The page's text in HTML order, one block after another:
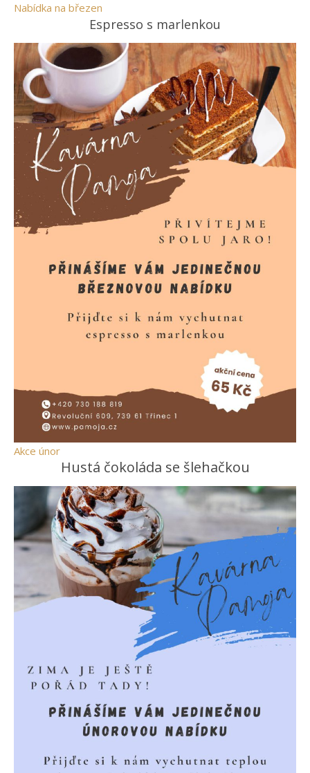
Nabídka na březen
Espresso s marlenkou
Akce únor
Hustá čokoláda se šlehačkou